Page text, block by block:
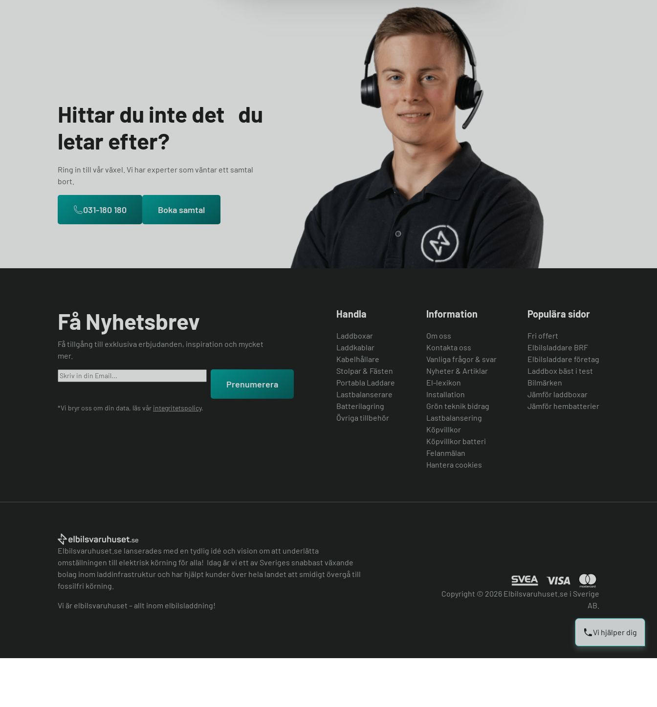
Hittar du inte det du
letar efter?
Ring in till vår växel. Vi har experter som väntar ett samtal
bort.
031-180 180 Boka samtal
Få Nyhetsbrev
Få tillgång till exklusiva erbjudanden, inspiration och mycket
mer.
Prenumerera
*Vi bryr oss om din data, läs vår integritetspolicy.
Handla
Laddboxar
Laddkablar
Kabelhållare
Stolpar & Fästen
Portabla Laddare
Lastbalanserare
Batterilagring
Övriga tillbehör
Information
Om oss
Kontakta oss
Vanliga frågor & svar
Nyheter & Artiklar
El-lexikon
Installation
Grön teknik bidrag
Lastbalansering
Köpvillkor
Köpvillkor batteri
Felanmälan
Hantera cookies
Populära sidor
Fri offert
Elbilsladdare BRF
Elbilsladdare företag
Laddbox bäst i test
Bilmärken
Jämför laddboxar
Jämför hembatterier
Elbilsvaruhuset.se lanserades med en tydlig idé och vision om att underlätta
omställningen till elektrisk körning för alla! Idag är vi ett av Sveriges snabbast växande
bolag inom laddinfrastruktur och har hjälpt kunder över hela landet att smidigt övergå till
fossilfri körning.
Vi är elbilsvaruhuset – allt inom elbilsladdning!
Copyright © 2026 Elbilsvaruhuset.se i Sverige
AB.
Vi hjälper dig